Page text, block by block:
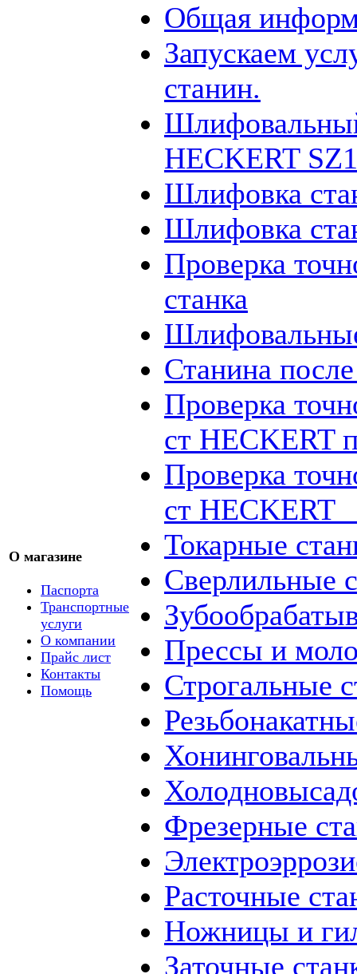
О магазине
Паспорта
Транспортные
услуги
О компании
Прайс лист
Контакты
Помощь
Общая
Запускаем
станин.
HECKERT
Шлифовка
Шлифовка
Проверка
станка
Станина
Проверка
ст HECKERT
Проверка
ст HECKERT
Токарные
Сверлильные
Прессы и
Строгальные
Фрезерные
Расточные
Ножницы и
Заточные